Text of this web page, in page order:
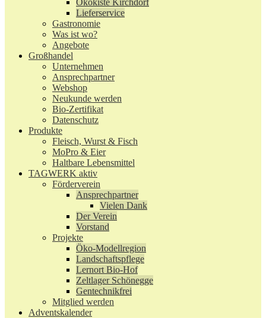
Ökokiste Kirchdorf
Lieferservice
Gastronomie
Was ist wo?
Angebote
Großhandel
Unternehmen
Ansprechpartner
Webshop
Neukunde werden
Bio-Zertifikat
Datenschutz
Produkte
Fleisch, Wurst & Fisch
MoPro & Eier
Haltbare Lebensmittel
TAGWERK aktiv
Förderverein
Ansprechpartner
Vielen Dank
Der Verein
Vorstand
Projekte
Öko-Modellregion
Landschaftspflege
Lernort Bio-Hof
Zeltlager Schönegge
Gentechnikfrei
Mitglied werden
Adventskalender